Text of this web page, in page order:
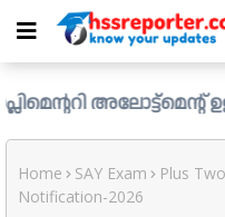
ഉള്ള
Home SAY Exam
Plus
Notification-2026